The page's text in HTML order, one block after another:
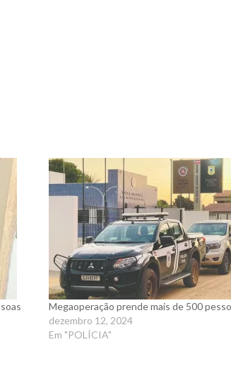
Megaoperação prende mais de 500
dezembro 12, 2024
Em "POLÍCIA"